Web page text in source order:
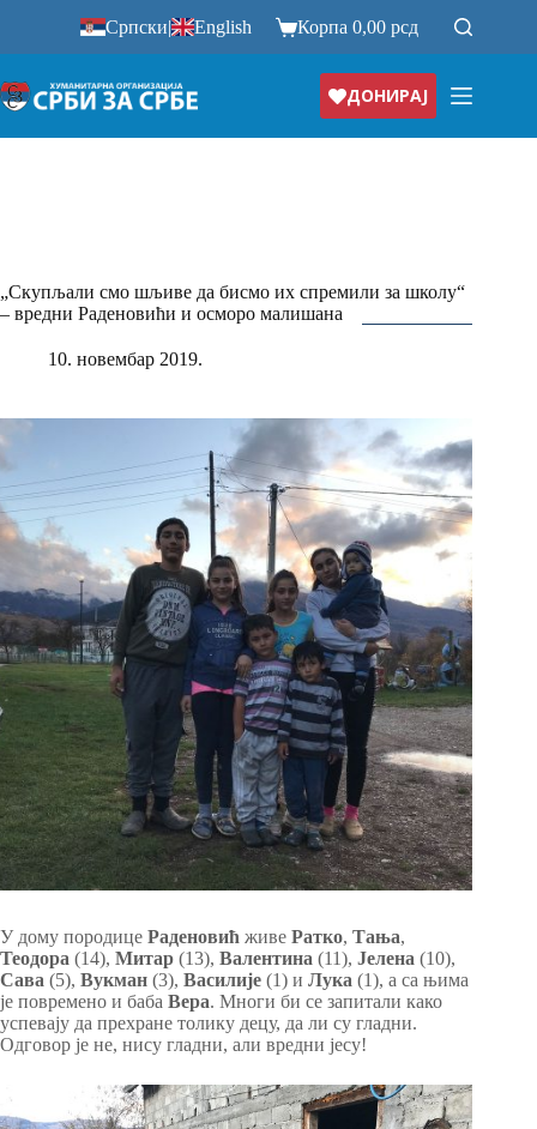
Српски| English Корпа0,00рсд
ДОНИРАЈ
„Скупљали смо шљиве да бисмо их спремили за школу“
– вредни Раденовићи и осморо малишана
10. новембар 2019.
У дому породице Раденовић живе Ратко, Тања,
Теодора (14), Митар (13), Валентина (11), Јелена (10),
Сава (5), Вукман (3), Василије (1) и Лука (1), а са њима
је повремено и баба Вера. Многи би се запитали како
успевају да прехране толику децу, да ли су гладни.
Одговор је не, нису гладни, али вредни јесу!